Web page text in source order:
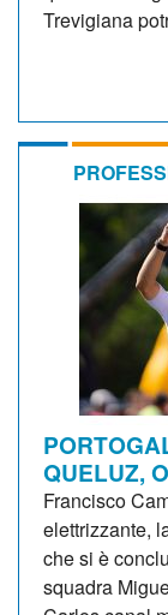
Trevigiana
QUELUZ,
Francisco
elettrizzante,
che si è
squadra